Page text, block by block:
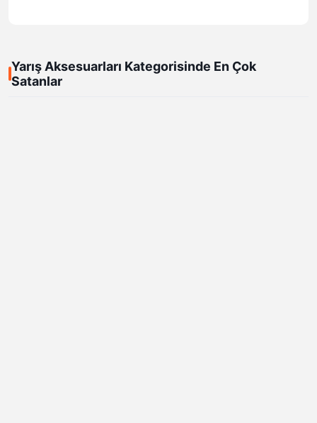
Yarış Aksesuarları Kategorisinde En Çok
Satanlar